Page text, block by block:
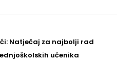
Sljedeći
Post
Natječaj za najbolji rad
učenika